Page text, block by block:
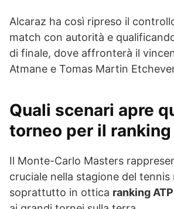
Alcaraz ha così ripreso il
match con autorità e
di finale, dove affronterà il
Atmane e Tomas Martin
Quali scenari apre
torneo per il ranking
Il Monte-Carlo Masters
cruciale nella stagione del tennis
soprattutto in ottica ranking ATP